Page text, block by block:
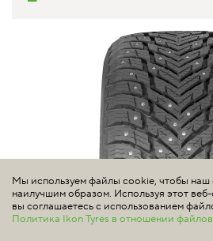
Мы используем файлы cookie, чтобы наш
наилучшим образом. Используя этот веб-
вы соглашаетесь с использованием
Политика Ikon Tyres в отношении